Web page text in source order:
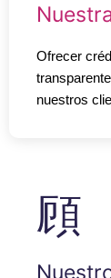
Ofrecer
nuestros